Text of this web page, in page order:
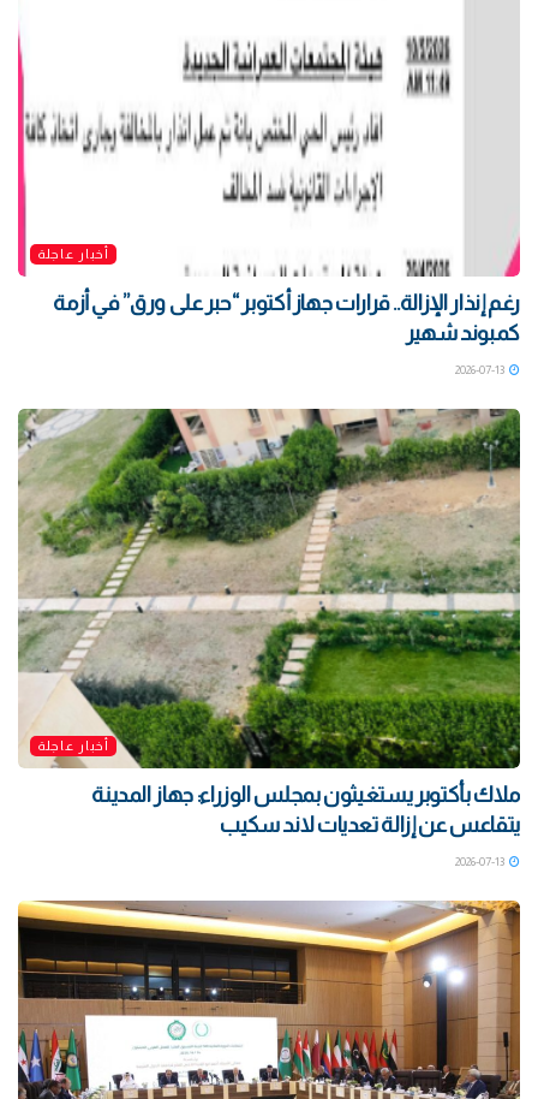
أخبار عاجلة
رغم إنذار الإزالة.. قرارات جهاز أكتوبر “حبر على ورق” في أزمة
كمبوند شهير
أخبار عاجلة
ملاك بأكتوبر يستغيثون بمجلس الوزراء: جهاز المدينة
يتقاعس عن إزالة تعديات لاند سكيب